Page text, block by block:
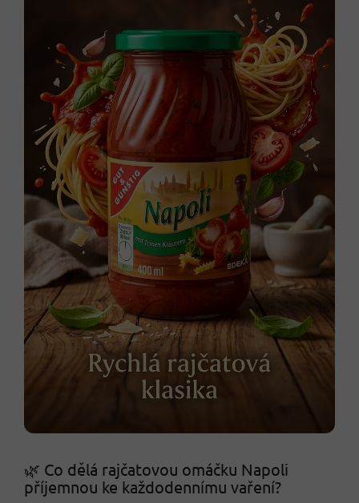
🌿 Co dělá rajčatovou omáčku Napoli
příjemnou ke každodennímu vaření?